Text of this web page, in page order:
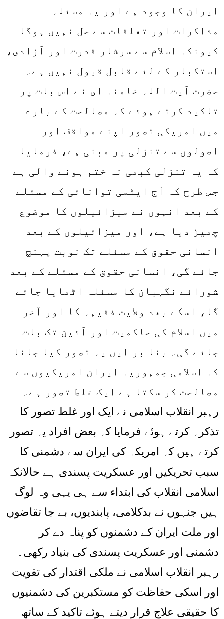
ایران کا وجود ہے اور یہ مسئلہ
مذاکرات اور تعلقات سے حل نہیں ہوگا
کیونکہ اسلام سے سرشار قدرت اور آزادی،
استکبار کے لئے قابل قبول نہیں ہے۔
حضرت آیت اللہ خامنہ ای نے اس بات پر
تاکید کرتے ہوئے کہ مصالحت کے بارے
میں امریکی تصور اپنے مواقف اور
اصولوں سے تنزلی پر مبنی ہے، فرمایا
کہ یہ تنزلی کبھی نہ ختم ہونے والی ہے
جس طرح کہ آج ایٹمی توانائی کے مسئلے
کے بعد انہوں نے میزائیلوں کا موضوع
چھیڑ دیا ہے، اور میزائیلوں کے بعد
انسانی حقوق کے مسئلے تک نوبت پہنچ
جائے گی، انسانی حقوق کے مسئلے کے بعد
شورائے نگہبان کا مسئلہ اٹھایا جائے
گا، اسکے بعد ولایت فقیہہ کا اور آخر
میں اسلام کی حاکمیت اور آئین تک بات
جائے گی۔ بنا بر ایں یہ تصور کیا جانا
کہ اسلامی جمہوریہ ایران امریکیوں سے
مصالحت کر سکتا ہے ایک غلط تصور ہے۔
رہبر انقلاب اسلامی نے ایک اور غلط تصور کا
تذکرہ کرتے ہوئے فرمایا کہ بعض افراد یہ تصور
کرتے ہیں کہ امریکہ کی ایران سے دشمنی کا
سبب تحریکیں اور عسکریت پسندی ہے حالانکہ
اسلامی انقلاب کی ابتداء سے ہی یہی وہ لوگ
ہیں جنہوں نے بدکلامی، پابندیوں، بے جا تقاضوں
اور ملت ایران کے دشمنوں کو پناہ دے کر
دشمنی اور عسکریت پسندی کی بنیاد رکھی۔
رہبر انقلاب اسلامی نے ملکی اقتدار کی تقویت
اور اسکی حفاظت کو مستکبرین کی دشمنیوں
کا حقیقی علاج قرار دیتے ہوئے تاکید کے ساتھ